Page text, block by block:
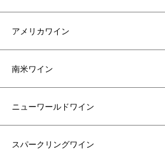
アメリカワイン
南米ワイン
ニューワールドワイン
スパークリングワイン